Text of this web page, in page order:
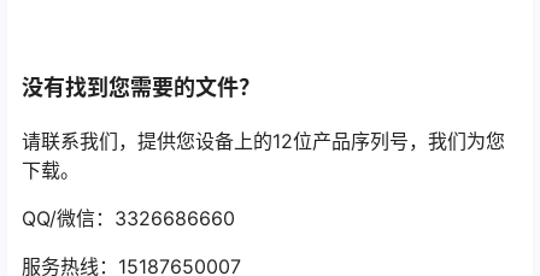
没有找到您需要的文件？
请联系我们，提供您设备上的12位产品序列号，我们为您
下载。
QQ/微信：3326686660
服务热线：15187650007